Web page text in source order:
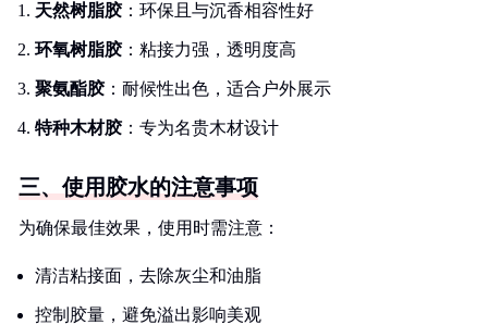
天然树脂胶：环保且与沉香相容性好
环氧树脂胶：粘接力强，透明度高
聚氨酯胶：耐候性出色，适合户外展示
特种木材胶：专为名贵木材设计
三、使用胶水的注意事项
为确保最佳效果，使用时需注意：
清洁粘接面，去除灰尘和油脂
控制胶量，避免溢出影响美观